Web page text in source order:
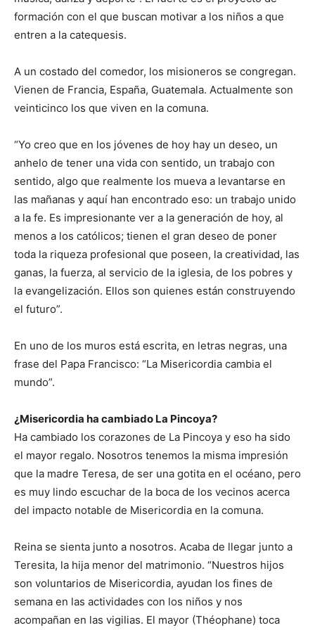
formación con el que buscan motivar a los niños a que
entren a la catequesis.
A un costado del comedor, los misioneros se congregan.
Vienen de Francia, España, Guatemala. Actualmente son
veinticinco los que viven en la comuna.
“Yo creo que en los jóvenes de hoy hay un deseo, un
anhelo de tener una vida con sentido, un trabajo con
sentido, algo que realmente los mueva a levantarse en
las mañanas y aquí han encontrado eso: un trabajo unido
a la fe. Es impresionante ver a la generación de hoy, al
menos a los católicos; tienen el gran deseo de poner
toda la riqueza profesional que poseen, la creatividad, las
ganas, la fuerza, al servicio de la iglesia, de los pobres y
la evangelización. Ellos son quienes están construyendo
el futuro”.
En uno de los muros está escrita, en letras negras, una
frase del Papa Francisco: “La Misericordia cambia el
mundo”.
¿Misericordia ha cambiado La Pincoya?
Ha cambiado los corazones de La Pincoya y eso ha sido
el mayor regalo. Nosotros tenemos la misma impresión
que la madre Teresa, de ser una gotita en el océano, pero
es muy lindo escuchar de la boca de los vecinos acerca
del impacto notable de Misericordia en la comuna.
Reina se sienta junto a nosotros. Acaba de llegar junto a
Teresita, la hija menor del matrimonio. “Nuestros hijos
son voluntarios de Misericordia, ayudan los fines de
semana en las actividades con los niños y nos
acompañan en las vigilias. El mayor (Théophane) toca